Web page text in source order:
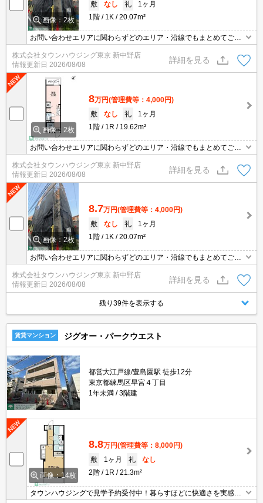
画像：2枚
敷
なし 礼
1ヶ月
1階
1K 20.07m²
お問い合わせエリアに関わらずどのエリア・沿線でもまとめてご紹
介可能です！！迷われている場合はますご相談くださいませ。
株式会社タウンハウジング東京 新中野店
情報更新日 2026/08/08
詳細を見る
画像：2枚
8万円(管理費等：4,000円)
敷
なし 礼
1ヶ月
1階
1R 19.62m²
お問い合わせエリアに関わらずどのエリア・沿線でもまとめてご紹
介可能です！！迷われている場合はますご相談くださいませ。
株式会社タウンハウジング東京 新中野店
情報更新日 2026/08/08
詳細を見る
画像：2枚
8.7万円(管理費等：4,000円)
敷
なし 礼
1ヶ月
1階
1K 20.07m²
お問い合わせエリアに関わらずどのエリア・沿線でもまとめてご紹
介可能です！！迷われている場合はますご相談くださいませ。
株式会社タウンハウジング東京 新中野店
情報更新日 2026/08/08
詳細を見る
残り39件を表示する
賃貸マンション ジグオー・パークウエスト
都営大江戸線/豊島園駅 徒歩12分
東京都練馬区早宮４丁目
1年未満
3階建
画像：14枚
8.8万円(管理費等：8,000円)
敷
1ヶ月 礼
なし
2階
1R 21.3m²
タウンハウジングで見学予約受付中！暮らすほどに快適さを実感で